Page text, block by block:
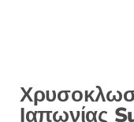
Ιαπωνίας